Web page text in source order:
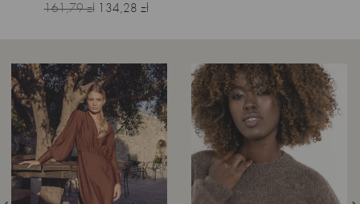
Cena
161,79 zł Cena
134,28 zł